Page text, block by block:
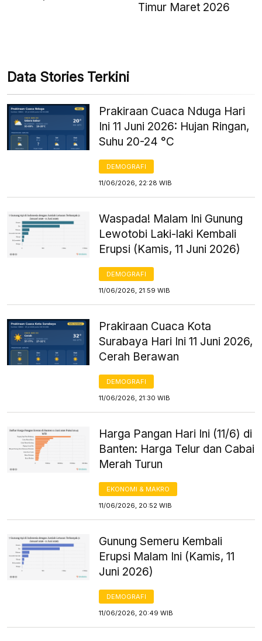
Timur Maret 2026
Data Stories Terkini
Prakiraan Cuaca Nduga Hari
Ini 11 Juni 2026: Hujan Ringan,
Suhu 20-24 °C
DEMOGRAFI
11/06/2026, 22:28 WIB
Waspada! Malam Ini Gunung
Lewotobi Laki-laki Kembali
Erupsi (Kamis, 11 Juni 2026)
DEMOGRAFI
11/06/2026, 21:59 WIB
Prakiraan Cuaca Kota
Surabaya Hari Ini 11 Juni 2026,
Cerah Berawan
DEMOGRAFI
11/06/2026, 21:30 WIB
Harga Pangan Hari Ini (11/6) di
Banten: Harga Telur dan Cabai
Merah Turun
EKONOMI & MAKRO
11/06/2026, 20:52 WIB
Gunung Semeru Kembali
Erupsi Malam Ini (Kamis, 11
Juni 2026)
DEMOGRAFI
11/06/2026, 20:49 WIB